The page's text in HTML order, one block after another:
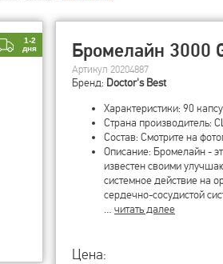
1-2
дня
Бромелайн 3000
Артикул 20204887
Бренд: Doctor's Best
Характеристики: 90
Страна производитель:
Состав: Смотрите на
Описание: Бромелайн -
известен своими
системное действие на
сердечно-сосудистой
… читать далее
Цена: